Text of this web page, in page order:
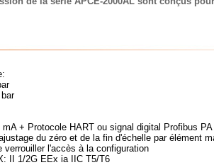
+ Protocole HART ou signal digital Profibus
du zéro et de la fin d'échelle par élément
verrouiller l'accès à la configuration
II 1/2G EEx ia IIC T5/T6